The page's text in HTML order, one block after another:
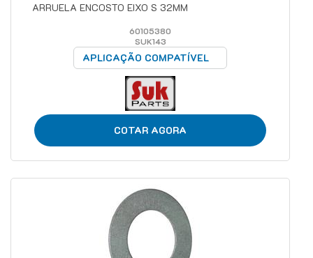
ARRUELA ENCOSTO EIXO S 32MM
60105380
SUK143
APLICAÇÃO COMPATÍVEL
COTAR AGORA